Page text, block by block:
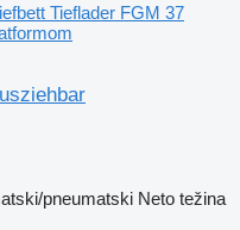
Tieflader FGM 37
pneumatski Neto težina